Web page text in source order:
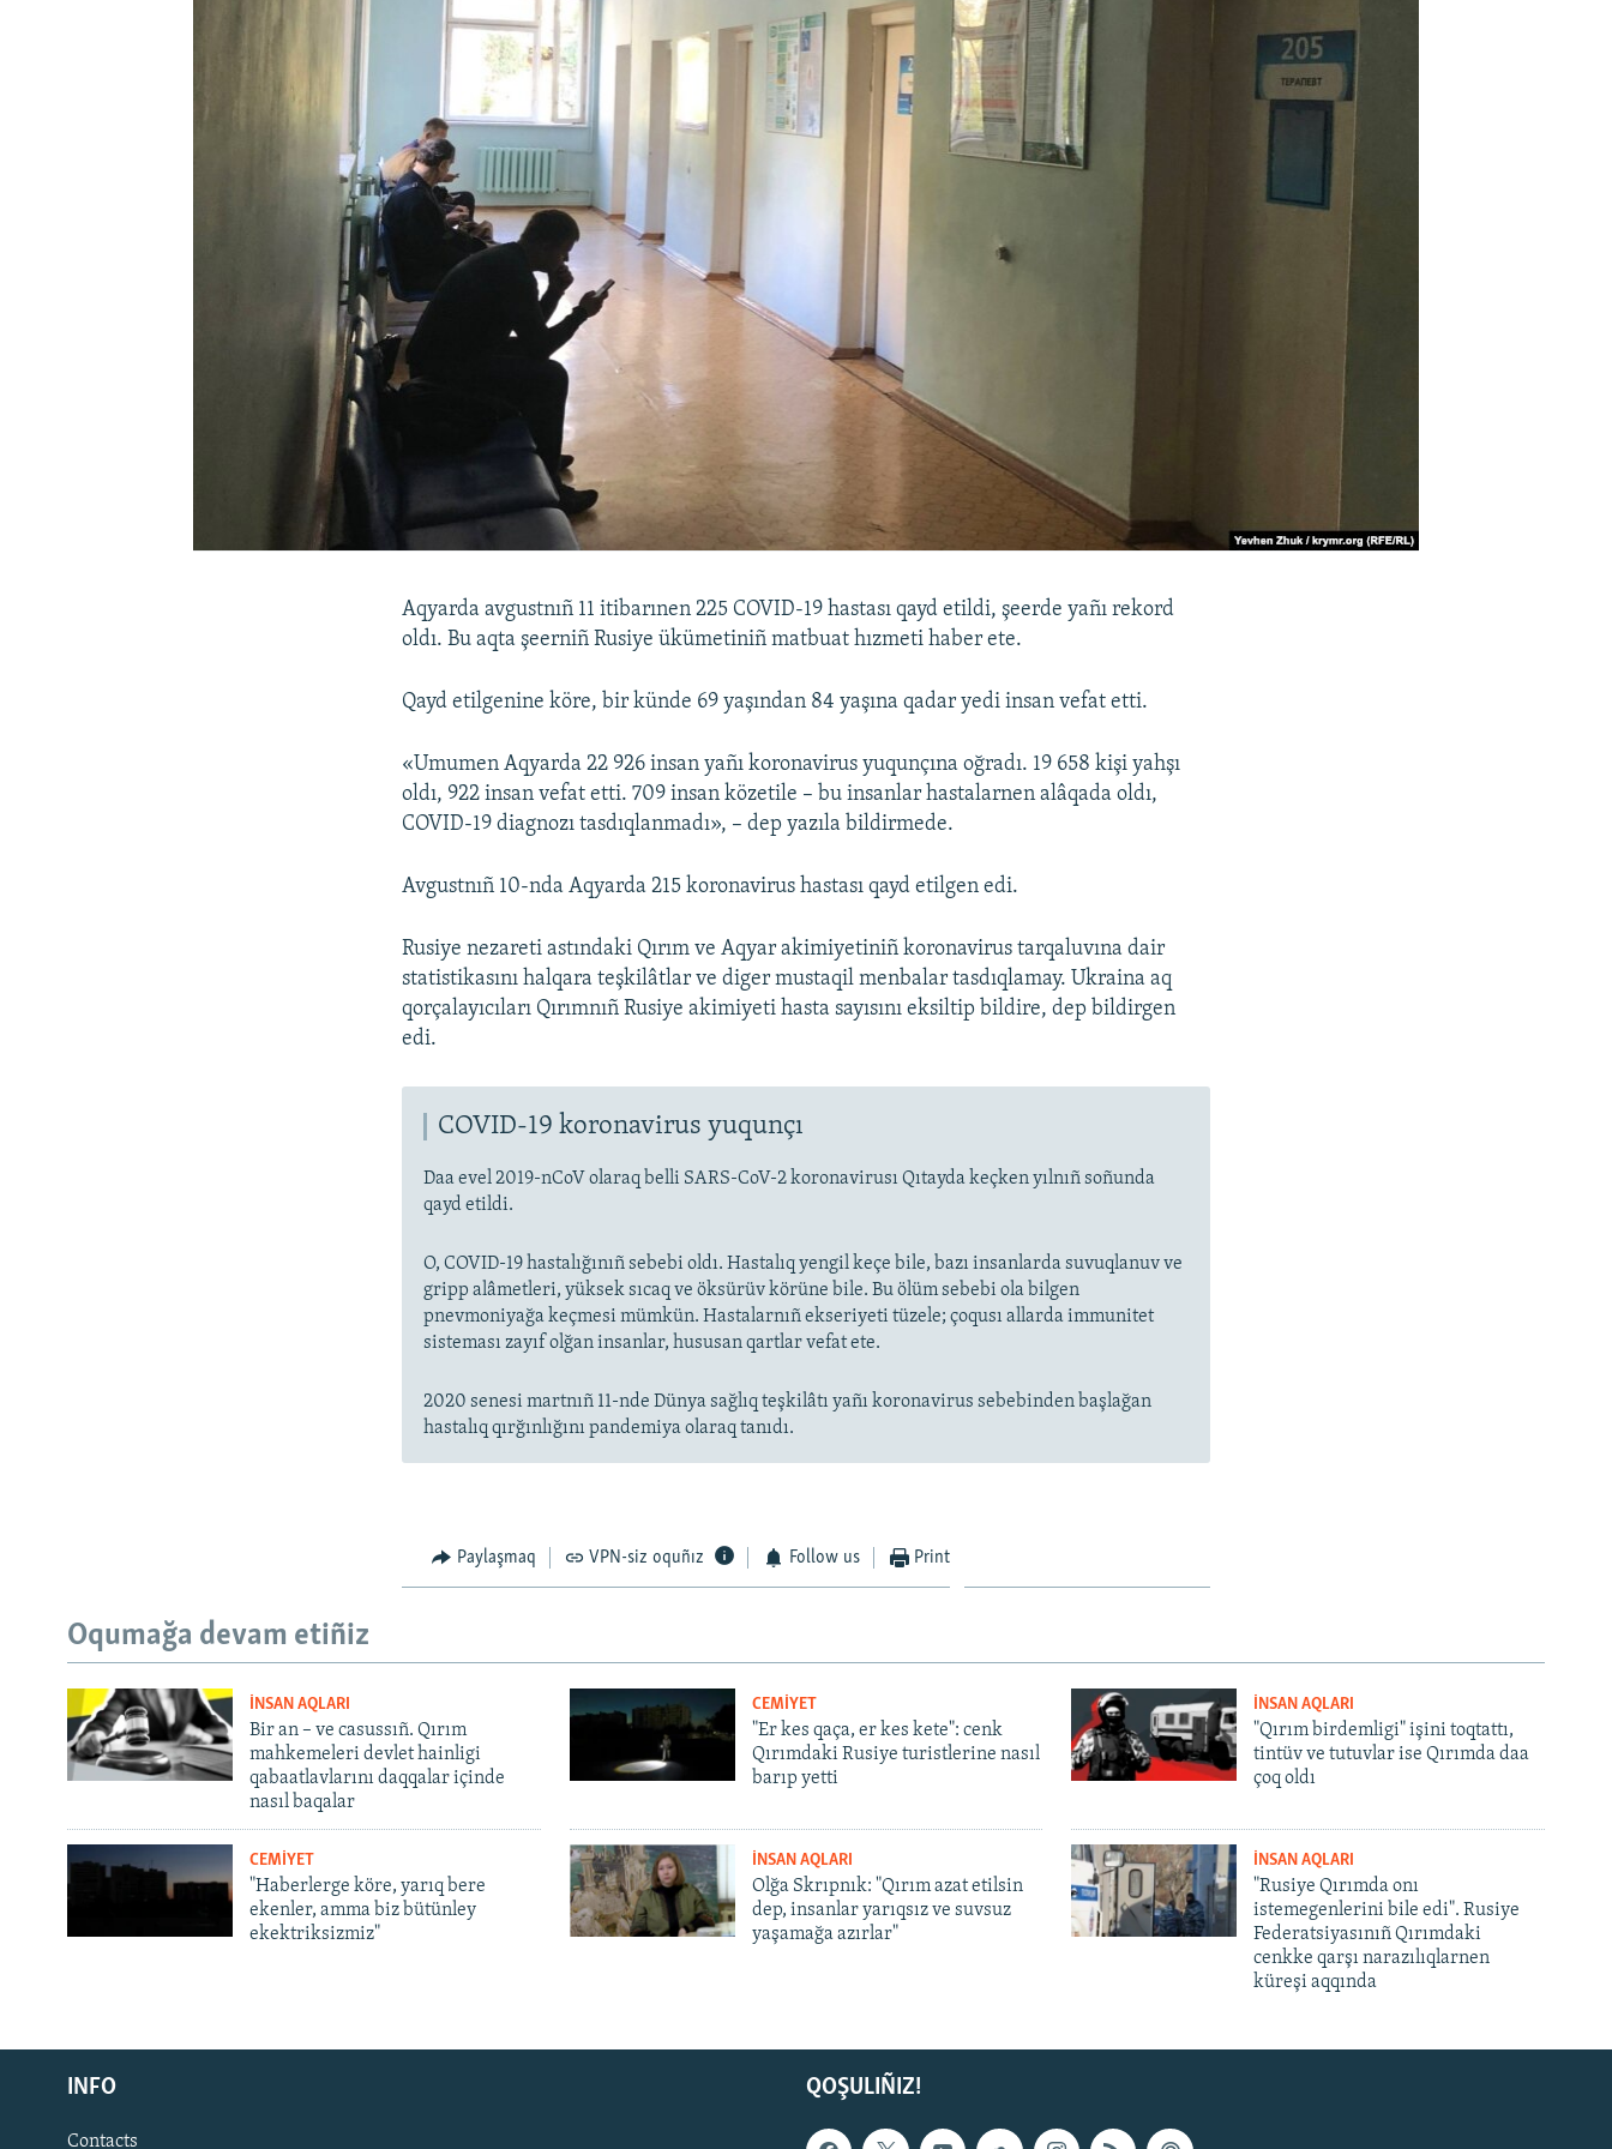
Русский
Українською
Aqyarda avgustnıñ 11 itibarınen 225 COVID-19 hastası qayd etildi, şeerde yañı rekord
oldı. Bu aqta şeerniñ Rusiye ükümetiniñ matbuat hızmeti haber ete.
Qayd etilgenine köre, bir künde 69 yaşından 84 yaşına qadar yedi insan vefat etti.
«Umumen Aqyarda 22 926 insan yañı koronavirus yuqunçına oğradı. 19 658 kişi yahşı
oldı, 922 insan vefat etti. 709 insan közetile – bu insanlar hastalarnen alâqada oldı,
COVID-19 diagnozı tasdıqlanmadı», – dep yazıla bildirmede.
Avgustnıñ 10-nda Aqyarda 215 koronavirus hastası qayd etilgen edi.
Rusiye nezareti astındaki Qırım ve Aqyar akimiyetiniñ koronavirus tarqaluvına dair
statistikasını halqara teşkilâtlar ve diger mustaqil menbalar tasdıqlamay. Ukraina aq
qorçalayıcıları Qırımnıñ Rusiye akimiyeti hasta sayısını eksiltip bildire, dep bildirgen
edi.
COVID-19 koronavirus yuqunçı
Daa evel 2019-nCoV olaraq belli SARS-CoV-2 koronavirusı Qıtayda keçken yılnıñ soñunda
qayd etildi.
O, COVID-19 hastalığınıñ sebebi oldı. Hastalıq yengil keçe bile, bazı insanlarda suvuqlanuv ve
gripp alâmetleri, yüksek sıcaq ve öksürüv körüne bile. Bu ölüm sebebi ola bilgen
pnevmoniyağa keçmesi mümkün. Hastalarnıñ ekseriyeti tüzele; çoqusı allarda immunitet
sisteması zayıf olğan insanlar, hususan qartlar vefat ete.
2020 senesi martnıñ 11-nde Dünya sağlıq teşkilâtı yañı koronavirus sebebinden başlağan
hastalıq qırğınlığını pandemiya olaraq tanıdı.
Paylaşmaq VPN-siz oquñız Follow us Print
Oqumağa devam etiñiz
İNSAN AQLARI
Bir an – ve casussıñ. Qırım
mahkemeleri devlet hainligi
qabaatlavlarını daqqalar içinde
nasıl baqalar
CEMİYET
"Er kes qaça, er kes kete": cenk
Qırımdaki Rusiye turistlerine nasıl
barıp yetti
İNSAN AQLARI
"Qırım birdemligi" işini toqtattı,
tintüv ve tutuvlar ise Qırımda daa
çoq oldı
CEMİYET
"Haberlerge köre, yarıq bere
ekenler, amma biz bütünley
ekektriksizmiz"
İNSAN AQLARI
Olğa Skrıpnık: "Qırım azat etilsin
dep, insanlar yarıqsız ve suvsuz
yaşamağa azırlar"
İNSAN AQLARI
"Rusiye Qırımda onı
istemegenlerini bile edi". Rusiye
Federatsiyasınıñ Qırımdaki
cenkke qarşı narazılıqlarnen
küreşi aqqında
QOŞULIÑIZ!
INFO
Contacts